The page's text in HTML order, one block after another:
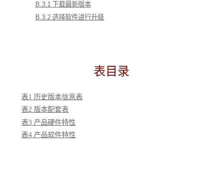
B.3.1 下载最新版本
B.3.2 选择软件进行升级
表目录
表1 历史版本信息表
表2 版本配套表
表3 产品硬件特性
表4 产品软件特性